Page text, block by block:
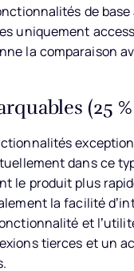
de
uniquement
la comparaison
(25
dans ce
le produit plus
la facilité
et
tierces et un